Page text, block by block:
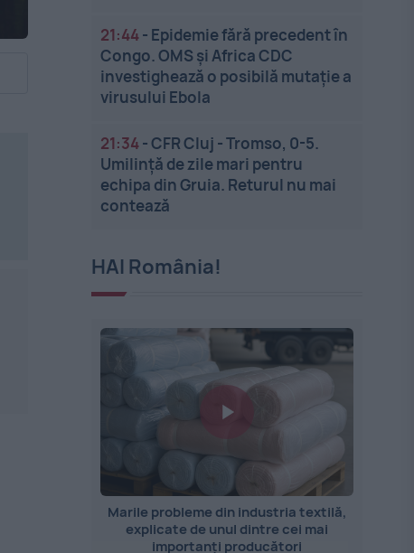
21:44- Epidemie fără precedent în
Congo. OMS și Africa CDC
investighează o posibilă mutație a
virusului Ebola
21:34-CFR Cluj - Tromso, 0-5.
Umilință de zile mari pentru
echipa din Gruia. Returul nu mai
contează
HAI România!
Marile probleme din industria textilă,
explicate de unul dintre cei mai
importanți producători